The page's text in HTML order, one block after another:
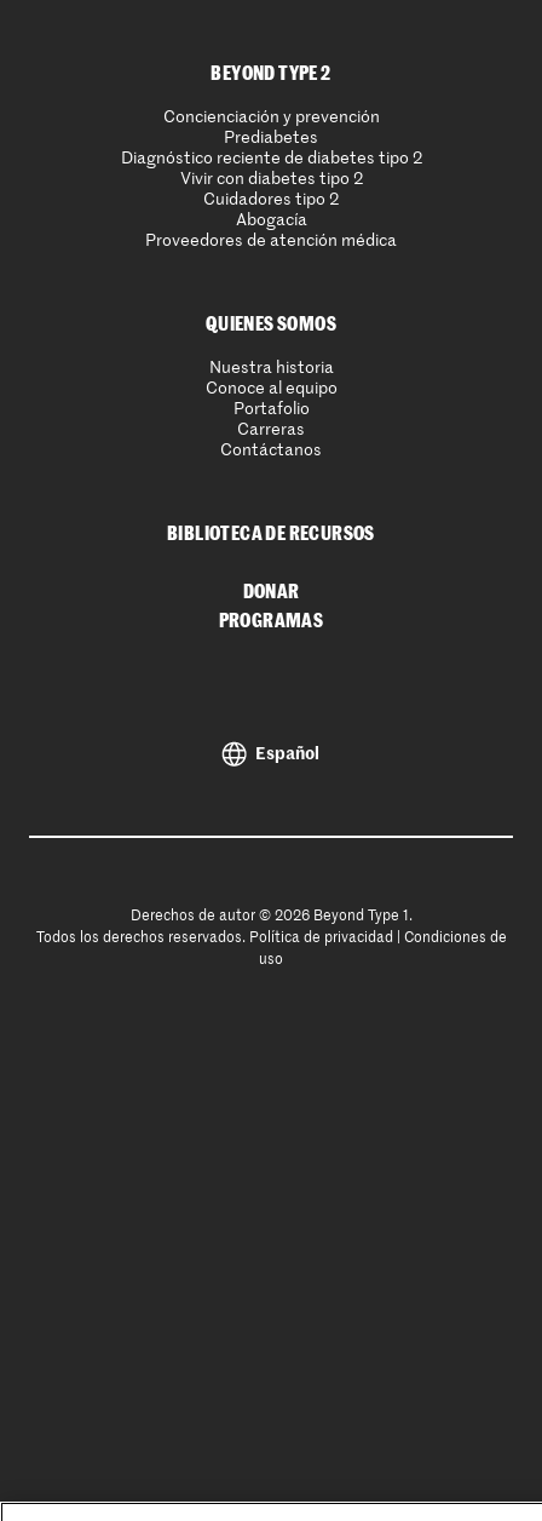
BEYOND TYPE 2
Concienciación y prevención
Prediabetes
Diagnóstico reciente de diabetes tipo 2
Vivir con diabetes tipo 2
Cuidadores tipo 2
Abogacía
Proveedores de atención médica
QUIENES SOMOS
Nuestra historia
Conoce al equipo
Portafolio
Carreras
Contáctanos
BIBLIOTECA DE RECURSOS
DONAR
PROGRAMAS
Español
Derechos de autor © 2026 Beyond Type 1.
Todos los derechos reservados. Política de privacidad
Condiciones de
uso